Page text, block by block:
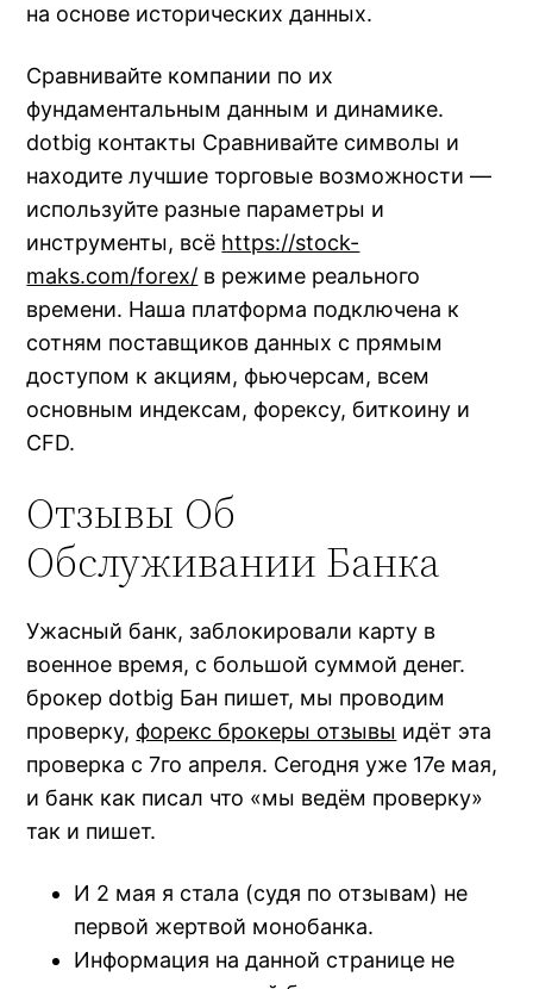
на основе исторических данных.
Сравнивайте компании по их
фундаментальным данным и динамике.
dotbig контакты Сравнивайте символы и
находите лучшие торговые возможности —
используйте разные параметры и
инструменты, всё https://stock-
maks.com/forex/ в режиме реального
времени. Наша платформа подключена к
сотням поставщиков данных с прямым
доступом к акциям, фьючерсам, всем
основным индексам, форексу, биткоину и
CFD.
Отзывы Об
Обслуживании Банка
Ужасный банк, заблокировали карту в
военное время, с большой суммой денег.
брокер dotbig Бан пишет, мы проводим
проверку, форекс брокеры отзывы идёт эта
проверка с 7го апреля. Сегодня уже 17е мая,
и банк как писал что «мы ведём проверку»
так и пишет.
И 2 мая я стала (судя по отзывам) не
первой жертвой монобанка.
Информация на данной странице не